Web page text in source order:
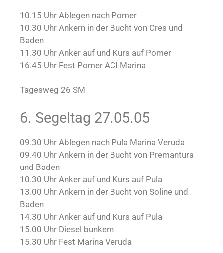
10.15 Uhr Ablegen nach Pomer
10.30 Uhr Ankern in der Bucht von Cres und
Baden
11.30 Uhr Anker auf und Kurs auf Pomer
16.45 Uhr Fest Pomer ACI Marina
Tagesweg 26 SM
6. Segeltag 27.05.05
09.30 Uhr Ablegen nach Pula Marina Veruda
09.40 Uhr Ankern in der Bucht von Premantura
und Baden
10.30 Uhr Anker auf und Kurs auf Pula
13.00 Uhr Ankern in der Bucht von Soline und
Baden
14.30 Uhr Anker auf und Kurs auf Pula
15.00 Uhr Diesel bunkern
15.30 Uhr Fest Marina Veruda